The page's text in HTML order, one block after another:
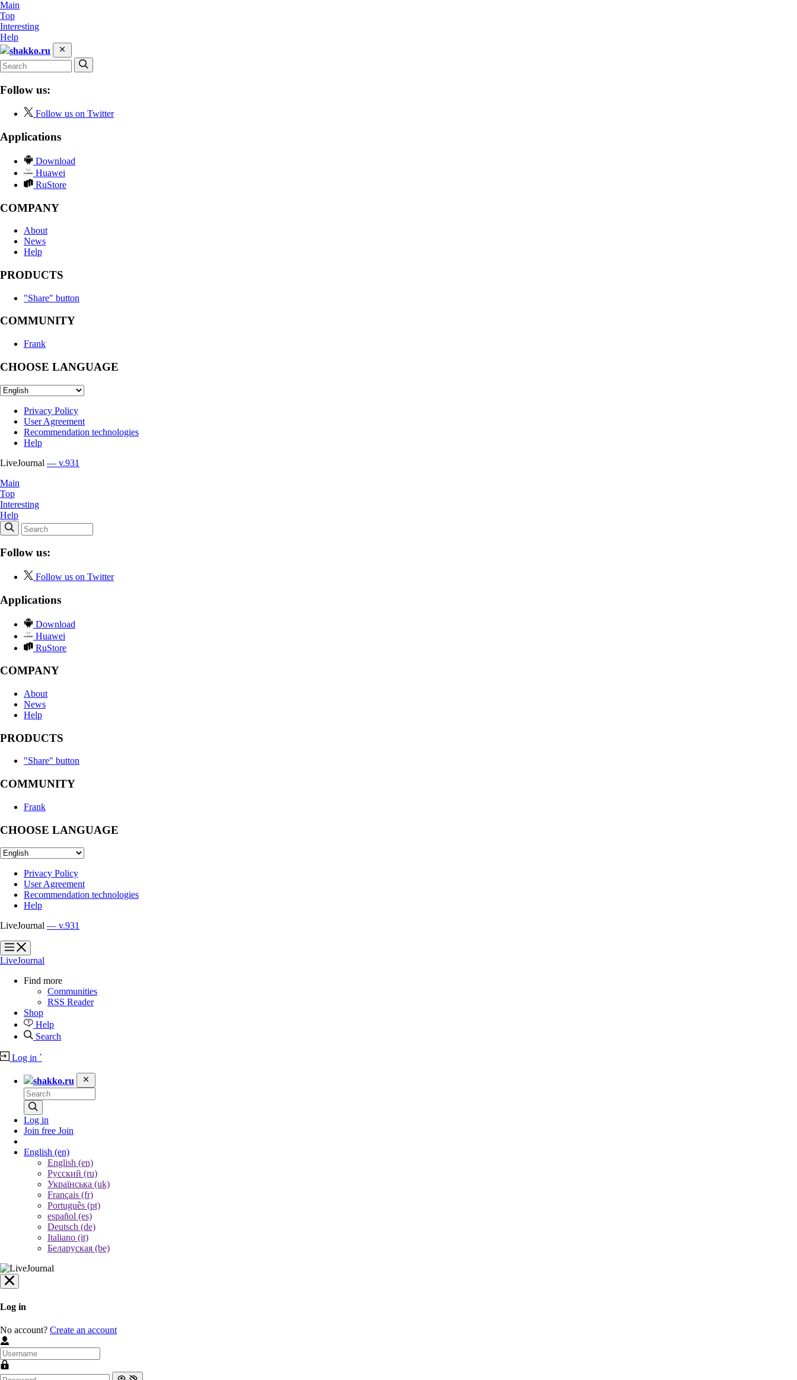
Main
Top
Interesting
Help
shakko.ru
Follow us:
Follow us on Twitter
Applications
Download
Huawei
RuStore
COMPANY
About
News
Help
PRODUCTS
"Share" button
COMMUNITY
Frank
CHOOSE LANGUAGE
Privacy Policy
User Agreement
Recommendation technologies
Help
LiveJournal — v.931
Main
Top
Interesting
Help
Follow us:
Follow us on Twitter
Applications
Download
Huawei
RuStore
COMPANY
About
News
Help
PRODUCTS
"Share" button
COMMUNITY
Frank
CHOOSE LANGUAGE
Privacy Policy
User Agreement
Recommendation technologies
Help
LiveJournal — v.931
?
?
LiveJournal
Find more
Communities
RSS Reader
Shop
Help
Search
Log in `
shakko.ru
Log in
Join free Join
English (en)
English (en)
Русский (ru)
Українська (uk)
Français (fr)
Português (pt)
español (es)
Deutsch (de)
Italiano (it)
Беларуская (be)
Log in
No account? Create an account